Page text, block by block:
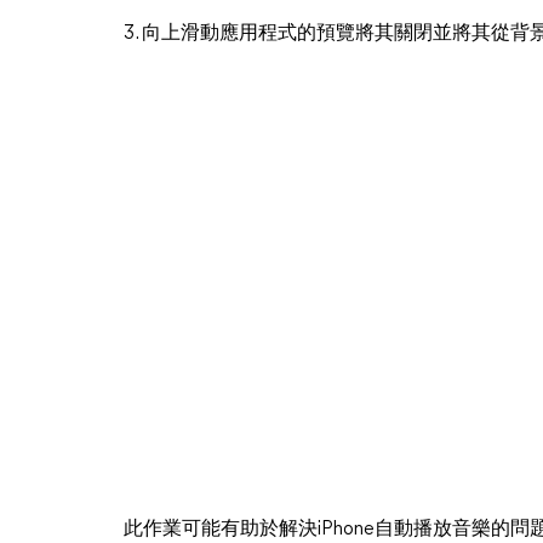
3. 向上滑動應用程式的預覽將其關閉並將其從背
此作業可能有助於解決iPhone自動播放音樂的問